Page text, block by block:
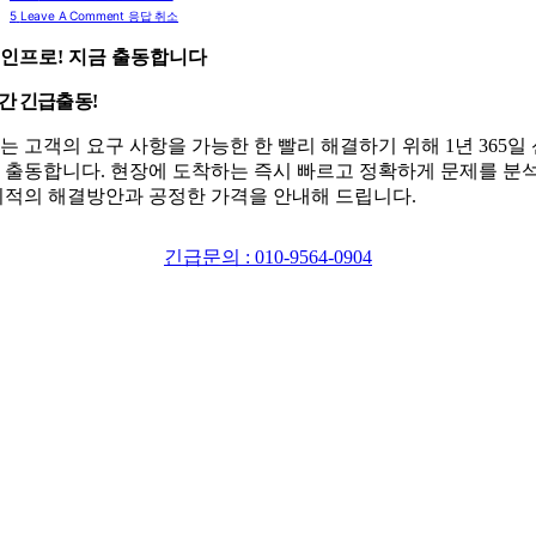
5 Leave A Comment 응답 취소
프로! 지금 출동합니다
긴급출동!
고객의 요구 사항을 가능한 한 빨리 해결하기 위해 1년 365일
출동합니다. 현장에 도착하는 즉시 빠르고 정확하게 문제를 분
적의 해결방안과 공정한 가격을 안내해 드립니다.
긴급문의 : 010-9564-0904